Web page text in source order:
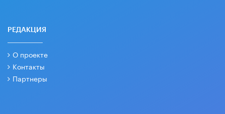
РЕДАКЦИЯ
О проекте
Контакты
Партнеры